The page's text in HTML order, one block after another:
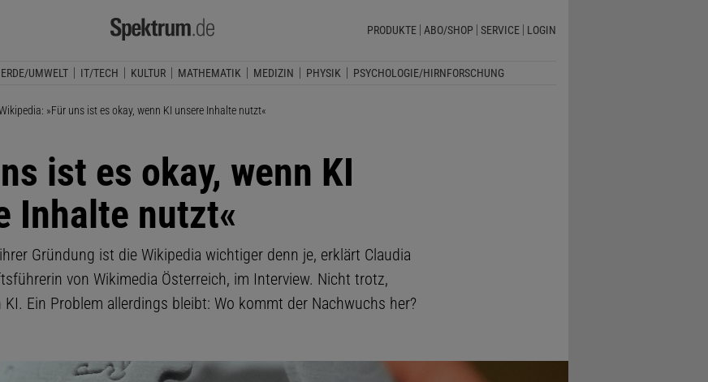
PRODUKTE ABO/SHOP SERVICE LOGIN
ERDE/UMWELT IT/TECH KULTUR MATHEMATIK MEDIZIN PHYSIK PSYCHOLOGIE/HIRNFORSCHUNG
Seite:»Für uns ist es okay, wenn KI unsere Inhalte nutzt«
ist es okay, wenn KI
Inhalte nutzt«
Gründung ist die Wikipedia wichtiger denn je, erklärt Claudia
von Wikimedia Österreich, im Interview. Nicht trotz,
KI. Ein Problem allerdings bleibt: Wo kommt der Nachwuchs her?